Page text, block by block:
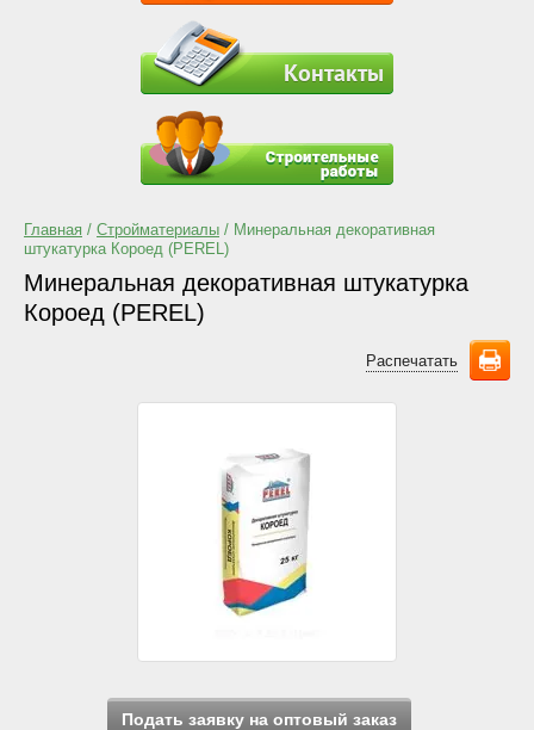
Контакты
Главная / Стройматериалы / Минеральная декоративная
штукатурка Короед (PEREL)
Минеральная декоративная штукатурка
Короед (PEREL)
Распечатать
Подать заявку на оптовый заказ